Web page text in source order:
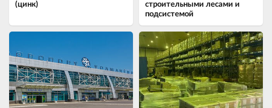
(цинк)
строительными лесами и
подсистемой